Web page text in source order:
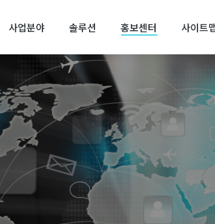
사업분야 솔루션 홍보센터 사이트